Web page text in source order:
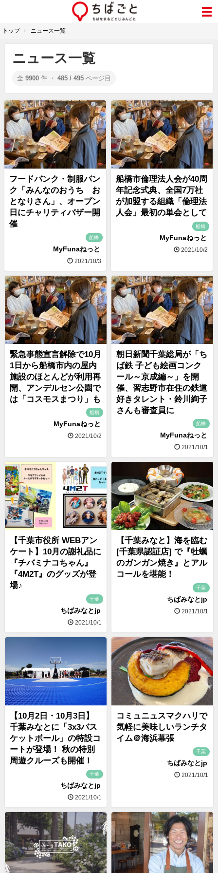
トップ ニュース一覧
ニュース一覧
全 9900 件 ・ 485 / 495 ページ目
フードバンク・制服バン
ク「みんなのおうち お
となりさん」、オープン
日にチャリティバザー開
催
船橋
MyFunaねっと
2021/10/3
船橋市倫理法人会が40周
年記念式典、全国7万社
が加盟する組織「倫理法
人会」最初の単会として
船橋
MyFunaねっと
2021/10/2
緊急事態宣言解除で10月
1日から船橋市内の屋内
施設のほとんどが利用再
開、アンデルセン公園で
は「コスモスまつり」も
船橋
MyFunaねっと
2021/10/2
朝日新聞千葉総局が「ち
ば鉄 子ども絵画コンク
ール～京成編～」を開
催、習志野市在住の鉄道
好きタレント・鈴川絢子
さんも審査員に
船橋
MyFunaねっと
2021/10/1
【千葉市役所 WEBアン
ケート】10月の謝礼品に
『チバミナコちゃん』
『4M2T』のグッズが登
場♪
千葉
ちばみなとjp
2021/10/1
【千葉みなと】海を臨む
[千葉県認証店] で『牡蠣
のガンガン焼き』とアル
コールを堪能！
千葉
ちばみなとjp
2021/10/1
【10月2日・10月3日】
千葉みなとに「3x3バス
ケットボール」の特設コ
ートが登場！ 秋の特別
周遊クルーズも開催！
千葉
ちばみなとjp
2021/10/1
コミュニュスマクハリで
気軽に美味しいランチタ
イム＠海浜幕張
千葉
ちばみなとjp
2021/10/1